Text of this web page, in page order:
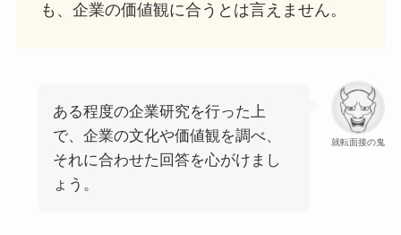
も、企業の価値観に合うとは言えません。
就転面接の鬼
ある程度の企業研究を行った上
で、企業の文化や価値観を調べ、
それに合わせた回答を心がけまし
ょう。